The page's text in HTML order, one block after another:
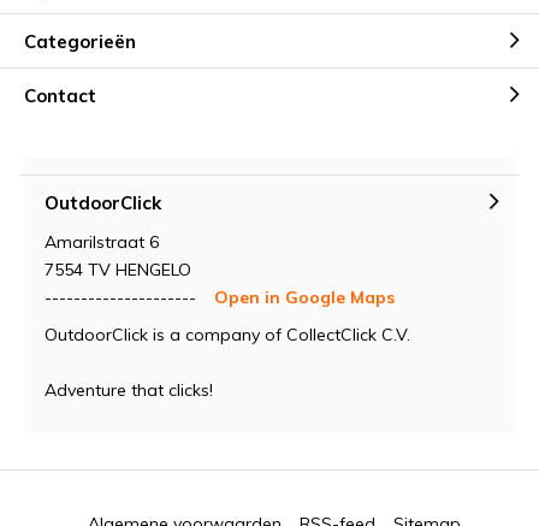
Categorieën
Contact
OutdoorClick
Amarilstraat 6
7554 TV HENGELO
---------------------
Open in Google Maps
OutdoorClick is a company of CollectClick C.V.
Adventure that clicks!